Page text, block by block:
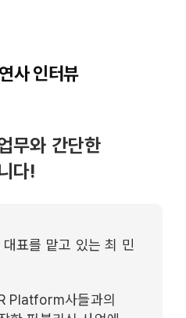
사 인터뷰
무와 간단한
다!
표를 맡고 있는 최 민
Platform사들과의